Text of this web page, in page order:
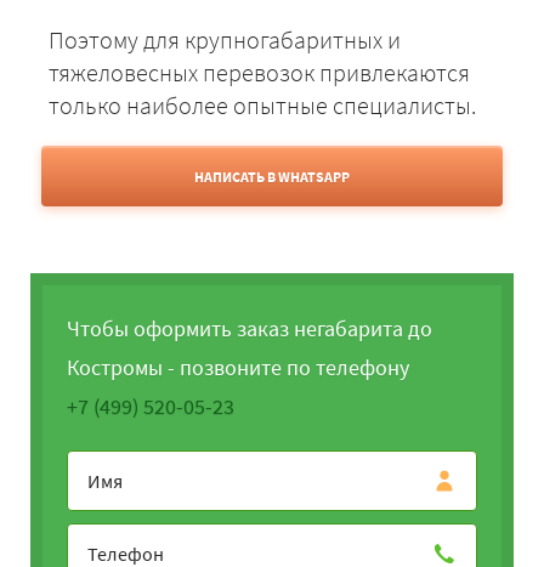
Поэтому для крупногабаритных и
тяжеловесных перевозок привлекаются
только наиболее опытные специалисты.
НАПИСАТЬ В WHATSAPP
Чтобы оформить заказ негабарита до
Костромы - позвоните по телефону
+7 (499) 520-05-23